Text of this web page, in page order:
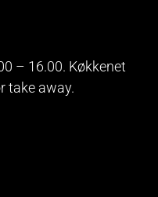
– 16.00. Køkkenet
take away.